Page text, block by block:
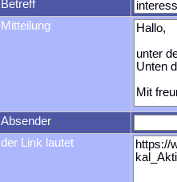
Betreff
Mitteilung
Absender
der Link lautet